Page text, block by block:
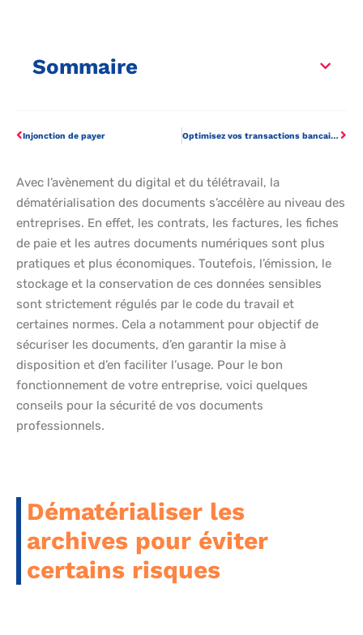
Sommaire
Injonction de payer Optimisez vos transactions bancaires avec un compte pro en ligne
Avec l’avènement du digital et du télétravail, la
dématérialisation des documents s’accélère au niveau des
entreprises. En effet, les contrats, les factures, les fiches
de paie et les autres documents numériques sont plus
pratiques et plus économiques. Toutefois, l’émission, le
stockage et la conservation de ces données sensibles
sont strictement régulés par le code du travail et
certaines normes. Cela a notamment pour objectif de
sécuriser les documents, d’en garantir la mise à
disposition et d’en faciliter l’usage. Pour le bon
fonctionnement de votre entreprise, voici quelques
conseils pour la sécurité de vos documents
professionnels.
Dématérialiser les
archives pour éviter
certains risques